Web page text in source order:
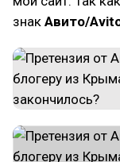
знак Авито/